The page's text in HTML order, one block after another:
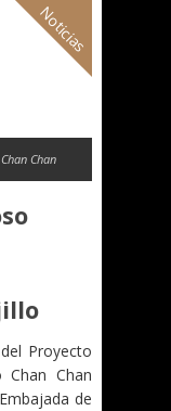
Noticias
Chan
Proyecto
Chan Chan
de